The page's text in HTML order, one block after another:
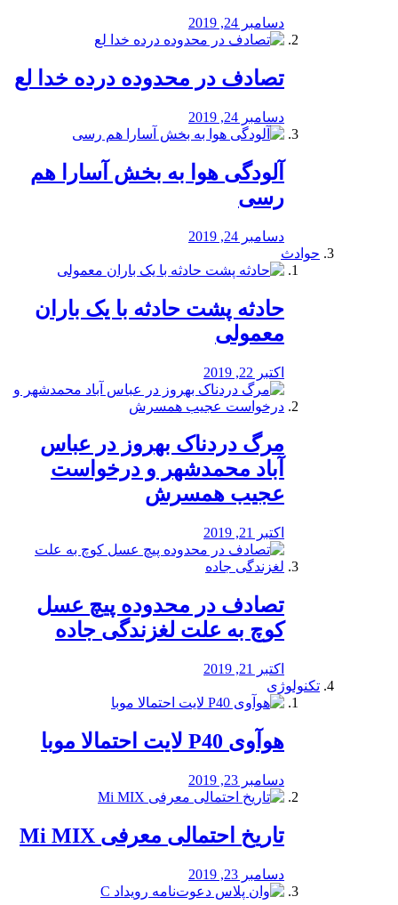
دسامبر 24, 2019
تصادف در محدوده درده خدا لع
دسامبر 24, 2019
آلودگی هوا به بخش آسارا هم
رسی
دسامبر 24, 2019
حوادث
️حادثه پشت حادثه با یک باران
معمولی
اکتبر 22, 2019
مرگ دردناک بهروز در عباس
آباد محمدشهر و درخواست
عجیب همسرش
اکتبر 21, 2019
تصادف در محدوده پیچ عسل
کوچ به علت لغزندگی جاده
اکتبر 21, 2019
تکنولوژی
هوآوی P40 لایت احتمالا موبا
دسامبر 23, 2019
تاریخ احتمالی معرفی Mi MIX
دسامبر 23, 2019